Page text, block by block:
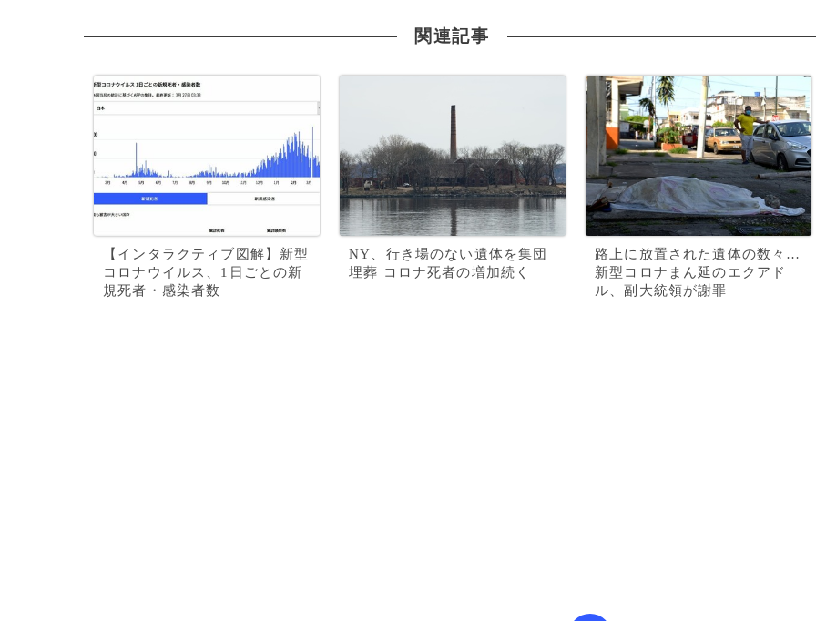
関連記事
【インタラクティブ図解】新型
コロナウイルス、1日ごとの新
規死者・感染者数
NY、行き場のない遺体を集団
埋葬 コロナ死者の増加続く
路上に放置された遺体の数々…
新型コロナまん延のエクアド
ル、副大統領が謝罪